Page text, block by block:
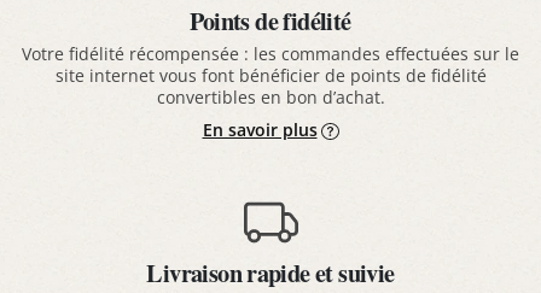
Points de fidélité
Votre fidélité récompensée : les commandes effectuées sur le
site internet vous font bénéficier de points de fidélité
convertibles en bon d’achat.
En savoir plus
Livraison rapide et suivie